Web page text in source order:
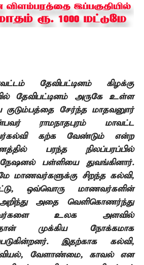
தேவிபட்டினம் கிழக்கு
தேவிபட்டினம்
அருகே உள்ள
குடும்பத்தை சேர்ந்த மாதவனுார்
ராமநாதபுரம் மாவட்ட
கற்க வேண்டும் என்ற
பரந்த நிலப்பரப்பில்
பள்ளியை துவங்கினார்.
மாணவர்களுக்கு சிறந்த கல்வி,
, ஒவ்வொரு மாணவர்களின்
அதை
வெளிகொணர்ந்து
உலக அளவில்
முக்கிய
நோக்கமாக
இதற்காக கல்வி,
, வேளாண்மை, காவல் என